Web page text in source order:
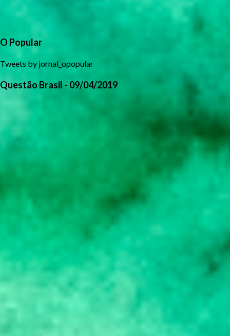
O Popular
Tweets by jornal_opopular
Questão Brasil - 09/04/2019